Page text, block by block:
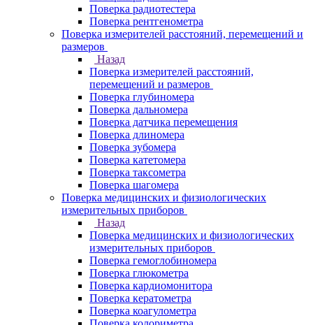
Поверка радиотестера
Поверка рентгенометра
Поверка измерителей расстояний, перемещений и
размеров
Назад
Поверка измерителей расстояний,
перемещений и размеров
Поверка глубиномера
Поверка дальномера
Поверка датчика перемещения
Поверка длиномера
Поверка зубомера
Поверка катетомера
Поверка таксометра
Поверка шагомера
Поверка медицинских и физиологических
измерительных приборов
Назад
Поверка медицинских и физиологических
измерительных приборов
Поверка гемоглобиномера
Поверка глюкометра
Поверка кардиомонитора
Поверка кератометра
Поверка коагулометра